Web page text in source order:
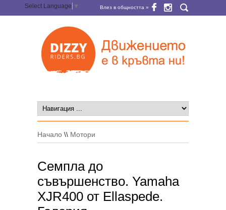
Select Language ▼ Влез в общността »
Начало \\ Мотори
Семпла до
съвършенство. Yamaha
XJR400 от Ellaspede.